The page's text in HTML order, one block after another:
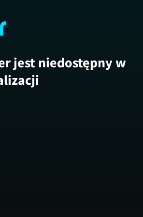
jest niedostępny w